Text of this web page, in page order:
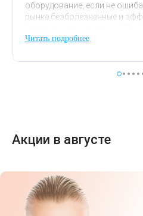
оборудование, если не
рынке безболезненные и
значение для
неизменно
визита. Ароматерапия,
Читать подробнее
Акции в августе